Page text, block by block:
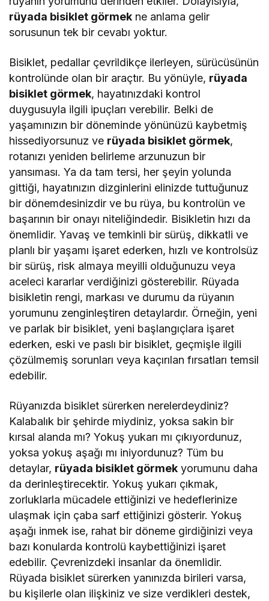
rüyada bisiklet görmek ne anlama gelir
sorusunun tek bir cevabı yoktur.
Bisiklet, pedallar çevrildikçe ilerleyen, sürücüsünün
kontrolünde olan bir araçtır. Bu yönüyle, rüyada
bisiklet görmek, hayatınızdaki kontrol
duygusuyla ilgili ipuçları verebilir. Belki de
yaşamınızın bir döneminde yönünüzü kaybetmiş
hissediyorsunuz ve rüyada bisiklet görmek,
rotanızı yeniden belirleme arzunuzun bir
yansıması. Ya da tam tersi, her şeyin yolunda
gittiği, hayatınızın dizginlerini elinizde tuttuğunuz
bir dönemdesinizdir ve bu rüya, bu kontrolün ve
başarının bir onayı niteliğindedir. Bisikletin hızı da
önemlidir. Yavaş ve temkinli bir sürüş, dikkatli ve
planlı bir yaşamı işaret ederken, hızlı ve kontrolsüz
bir sürüş, risk almaya meyilli olduğunuzu veya
aceleci kararlar verdiğinizi gösterebilir. Rüyada
bisikletin rengi, markası ve durumu da rüyanın
yorumunu zenginleştiren detaylardır. Örneğin, yeni
ve parlak bir bisiklet, yeni başlangıçlara işaret
ederken, eski ve paslı bir bisiklet, geçmişle ilgili
çözülmemiş sorunları veya kaçırılan fırsatları temsil
edebilir.
Rüyanızda bisiklet sürerken nerelerdeydiniz?
Kalabalık bir şehirde miydiniz, yoksa sakin bir
kırsal alanda mı? Yokuş yukarı mı çıkıyordunuz,
yoksa yokuş aşağı mı iniyordunuz? Tüm bu
detaylar, rüyada bisiklet görmek yorumunu daha
da derinleştirecektir. Yokuş yukarı çıkmak,
zorluklarla mücadele ettiğinizi ve hedeflerinize
ulaşmak için çaba sarf ettiğinizi gösterir. Yokuş
aşağı inmek ise, rahat bir döneme girdiğinizi veya
bazı konularda kontrolü kaybettiğinizi işaret
edebilir. Çevrenizdeki insanlar da önemlidir.
Rüyada bisiklet sürerken yanınızda birileri varsa,
bu kişilerle olan ilişkiniz ve size verdikleri destek,